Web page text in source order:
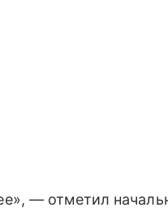
— отметил